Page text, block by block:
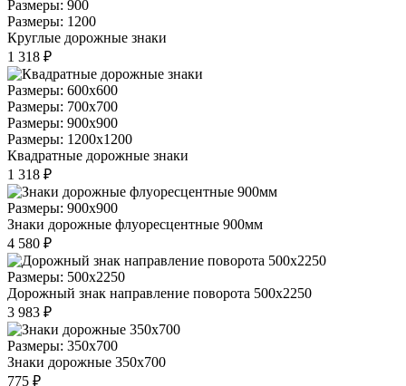
Размеры: 900
Размеры: 1200
Круглые дорожные знаки
1 318 ₽
Размеры: 600x600
Размеры: 700x700
Размеры: 900x900
Размеры: 1200x1200
Квадратные дорожные знаки
1 318 ₽
Размеры: 900x900
Знаки дорожные флуоресцентные 900мм
4 580 ₽
Размеры: 500x2250
Дорожный знак направление поворота 500x2250
3 983 ₽
Размеры: 350x700
Знаки дорожные 350x700
775 ₽